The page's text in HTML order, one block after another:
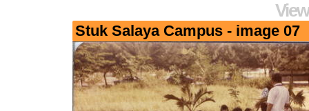
Stuk Salaya Campus - image 07